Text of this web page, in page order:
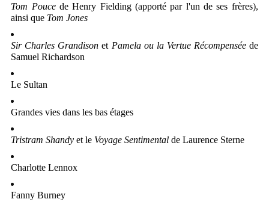
Tom Poucede Henry Fielding (apporté par l'un de ses frères),
ainsi que Tom Jones
Sir Charles Grandison et Pamela ou la Vertue Récompenséede
Samuel Richardson
Le Sultan
Grandes vies dans les bas étages
Tristram Shandy et le Voyage Sentimental de Laurence Sterne
Charlotte Lennox
Fanny Burney